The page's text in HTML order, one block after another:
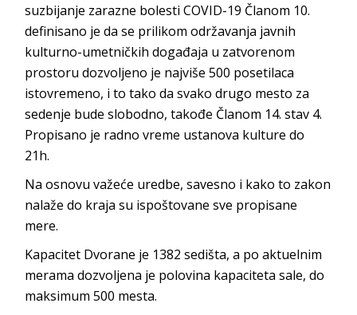
suzbijanje zarazne bolesti COVID-19 Članom 10.
definisano je da se prilikom održavanja javnih
kulturno-umetničkih događaja u zatvorenom
prostoru dozvoljeno je najviše 500 posetilaca
istovremeno, i to tako da svako drugo mesto za
sedenje bude slobodno, takođe Članom 14. stav 4.
Propisano je radno vreme ustanova kulture do
21h.
Na osnovu važeće uredbe, savesno i kako to zakon
nalaže do kraja su ispoštovane sve propisane
mere.
Kapacitet Dvorane je 1382 sedišta, a po aktuelnim
merama dozvoljena je polovina kapaciteta sale, do
maksimum 500 mesta.